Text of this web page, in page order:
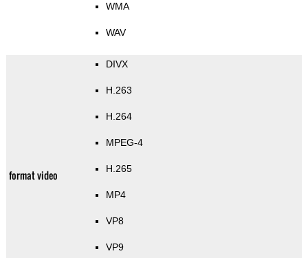
WMA
WAV
format video
DIVX
H.263
H.264
MPEG-4
H.265
MP4
VP8
VP9